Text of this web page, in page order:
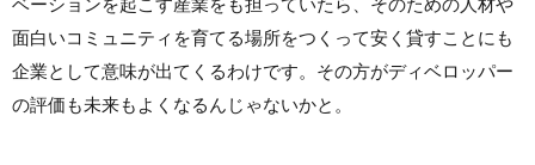
面白いコミュニティを育てる場所をつくって安く貸すことにも
企業として意味が出てくるわけです。その方がディベロッパー
の評価も未来もよくなるんじゃないかと。